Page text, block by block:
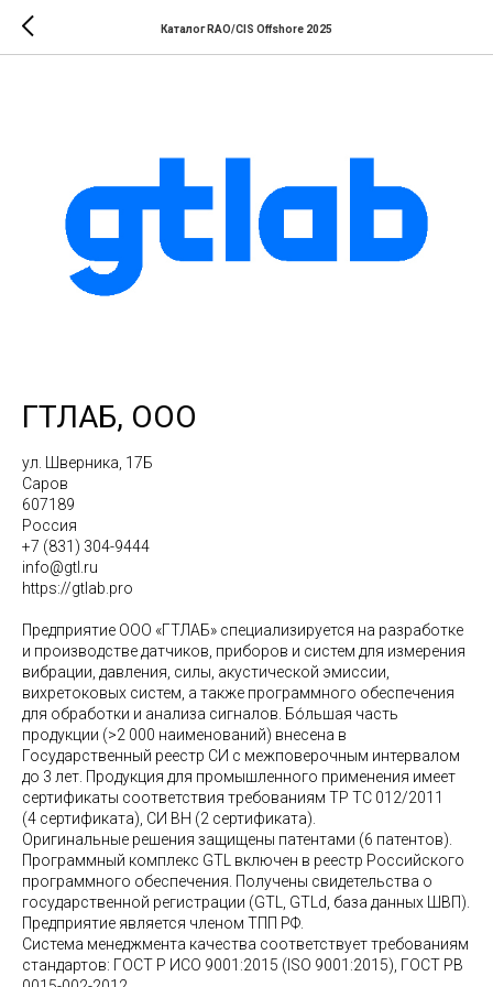
Каталог RAO/CIS Offshore 2025
ГТЛАБ, ООО
ул. Шверника, 17Б
Саров
607189
Россия
+7 (831) 304-9444
info@gtl.ru
https://gtlab.pro
Предприятие ООО «ГТЛАБ» специализируется на разработке
и производстве датчиков, приборов и систем для измерения
вибрации, давления, силы, акустической эмиссии,
вихретоковых систем, а также программного обеспечения
для обработки и анализа сигналов. Бо́льшая часть
продукции (>2 000 наименований) внесена в
Государственный реестр СИ с межповерочным интервалом
до 3 лет. Продукция для промышленного применения имеет
сертификаты соответствия требованиям ТР ТС 012/2011
(4 сертификата), СИ ВН (2 сертификата).
Оригинальные решения защищены патентами (6 патентов).
Программный комплекс GTL включен в реестр Российского
программного обеспечения. Получены свидетельства о
государственной регистрации (GTL, GTLd, база данных ШВП).
Предприятие является членом ТПП РФ.
Система менеджмента качества соответствует требованиям
стандартов: ГОСТ Р ИСО 9001:2015 (ISO 9001:2015), ГОСТ РВ